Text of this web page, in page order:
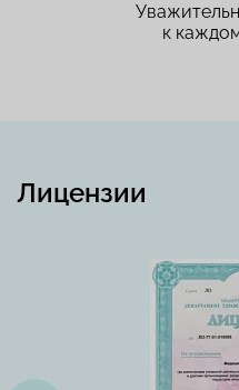
к
Лицензии